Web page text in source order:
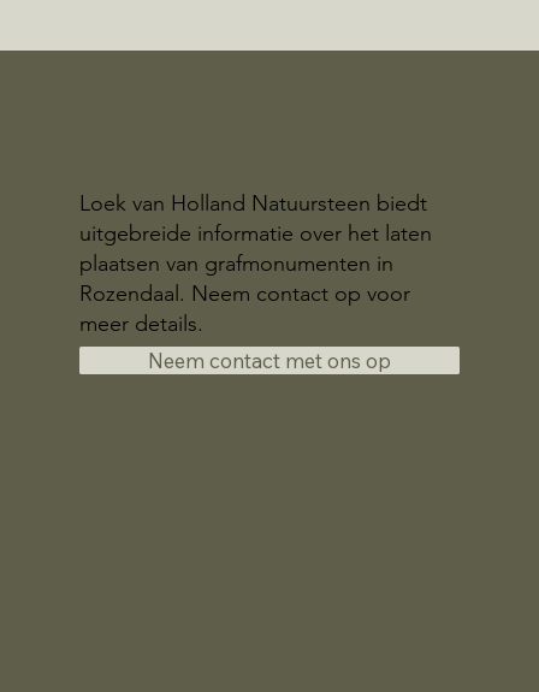
Loek van Holland Natuursteen biedt
uitgebreide informatie over het laten
plaatsen van grafmonumenten in
Rozendaal. Neem contact op voor
meer details.
Neem contact met ons op